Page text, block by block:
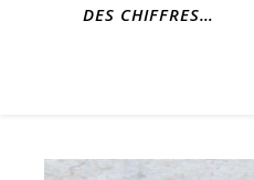
DES CHIFFRES…